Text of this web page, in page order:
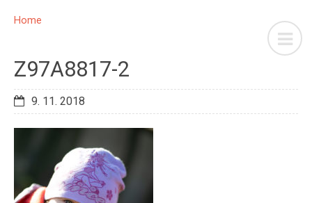
Home
Z97A8817-2
9. 11. 2018